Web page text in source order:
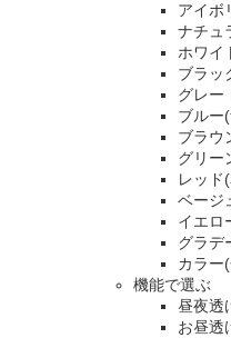
アイボ
ナチュ
ホワイ
ブラッ
グレー
ブルー
ブラウ
グリー
レッド
ベージ
イエロ
グラデ
カラー
機能で選ぶ
昼夜透
お昼透